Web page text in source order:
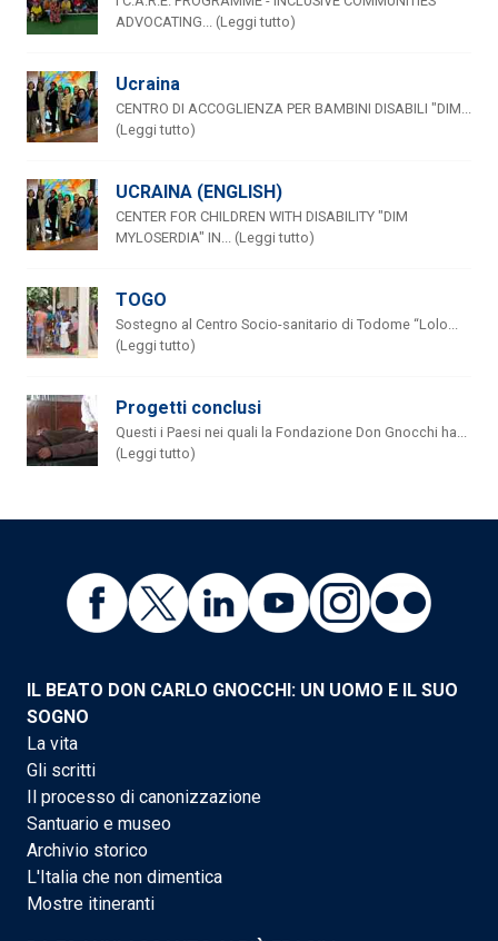
ADVOCATING... (Leggi tutto)
Ucraina
CENTRO DI ACCOGLIENZA PER BAMBINI DISABILI "DIM...
(Leggi tutto)
UCRAINA (ENGLISH)
CENTER FOR CHILDREN WITH DISABILITY "DIM
MYLOSERDIA" IN... (Leggi tutto)
TOGO
Sostegno al Centro Socio-sanitario di Todome “Lolo...
(Leggi tutto)
Progetti conclusi
Questi i Paesi nei quali la Fondazione Don Gnocchi ha...
(Leggi tutto)
IL BEATO DON CARLO GNOCCHI: UN UOMO E IL SUO
SOGNO
La vita
Gli scritti
Il processo di canonizzazione
Santuario e museo
Archivio storico
L'Italia che non dimentica
Mostre itineranti